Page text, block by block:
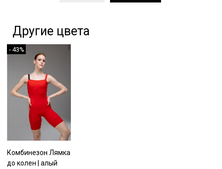
Другие цвета
- 43%
Комбинезон Лямка
до колен | алый